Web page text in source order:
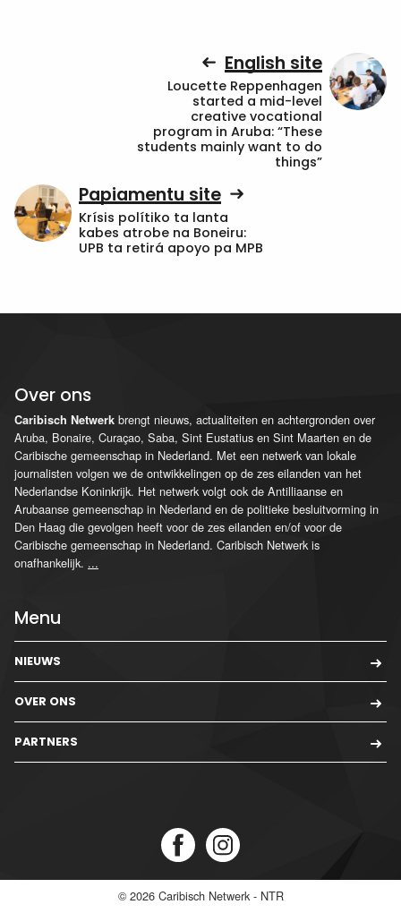
English site
Loucette Reppenhagen
started a mid-level
creative vocational
program in Aruba: “These
students mainly want to do
things”
Papiamentu site
Krísis polítiko ta lanta
kabes atrobe na Boneiru:
UPB ta retirá apoyo pa MPB
Over ons
Caribisch Netwerk brengt nieuws, actualiteiten en achtergronden over
Aruba, Bonaire, Curaçao, Saba, Sint Eustatius en Sint Maarten en de
Caribische gemeenschap in Nederland. Met een netwerk van lokale
journalisten volgen we de ontwikkelingen op de zes eilanden van het
Nederlandse Koninkrijk. Het netwerk volgt ook de Antilliaanse en
Arubaanse gemeenschap in Nederland en de politieke besluitvorming in
Den Haag die gevolgen heeft voor de zes eilanden en/of voor de
Caribische gemeenschap in Nederland. Caribisch Netwerk is
onafhankelijk. ...
Menu
NIEUWS
OVER ONS
PARTNERS
© 2026 Caribisch Netwerk - NTR